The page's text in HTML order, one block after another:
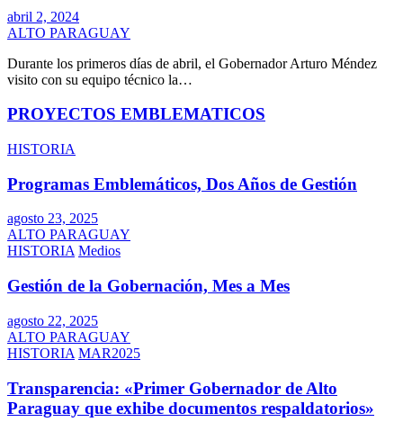
abril 2, 2024
ALTO PARAGUAY
Durante los primeros días de abril, el Gobernador Arturo Méndez
visito con su equipo técnico la…
PROYECTOS EMBLEMATICOS
HISTORIA
Programas Emblemáticos, Dos Años de Gestión
agosto 23, 2025
ALTO PARAGUAY
HISTORIA Medios
Gestión de la Gobernación, Mes a Mes
agosto 22, 2025
ALTO PARAGUAY
HISTORIA MAR2025
Transparencia: «Primer Gobernador de Alto
Paraguay que exhibe documentos respaldatorios»